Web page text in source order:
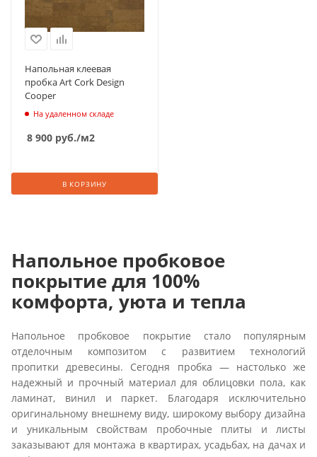
Напольная клеевая
пробка Art Cork Design
Cooper
На удаленном складе
8 900 руб./м2
В КОРЗИНУ
Напольное пробковое
покрытие для 100%
комфорта, уюта и тепла
Напольное пробковое покрытие стало популярным
отделочным композитом с развитием технологий
пропитки древесины. Сегодня пробка — настолько же
надежный и прочный материал для облицовки пола, как
ламинат, винил и паркет. Благодаря исключительно
оригинальному внешнему виду, широкому выбору дизайна
и уникальным свойствам пробочные плиты и листы
заказывают для монтажа в квартирах, усадьбах, на дачах и